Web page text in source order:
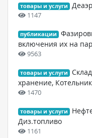
товары и услуги
1147
публикации
включения их на
9563
товары и услуги
хранение,
1470
товары и услуги
Диз.топливо
1161